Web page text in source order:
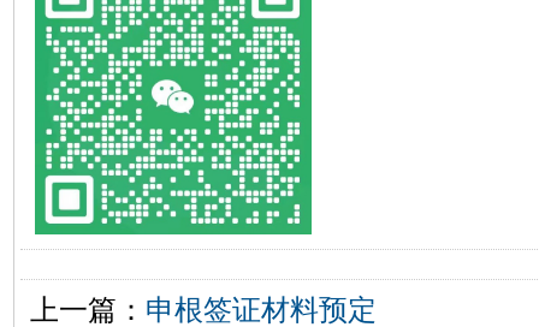
上一篇： ​申根签证材料预定